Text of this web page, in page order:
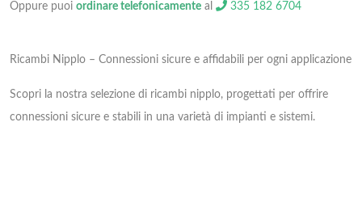
Oppure puoi ordinare telefonicamente al 335 182 6704
Ricambi Nipplo – Connessioni sicure e affidabili per ogni applicazione
Scopri la nostra selezione di ricambi nipplo, progettati per offrire
connessioni sicure e stabili in una varietà di impianti e sistemi.